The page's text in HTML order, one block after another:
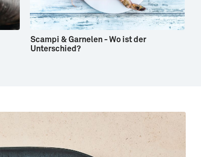
Scampi & Garnelen - Wo ist der
Unterschied?